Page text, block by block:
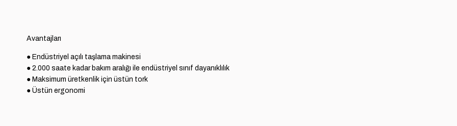
Avantajları
● Endüstriyel açılı taşlama makinesi
● 2.000 saate kadar bakım aralığı ile endüstriyel sınıf dayanıklılık
● Maksimum üretkenlik için üstün tork
● Üstün ergonomi